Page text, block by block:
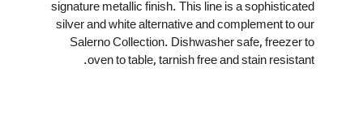
signature metallic finish. This line is a sophisticated
silver and white alternative and complement to our
Salerno Collection. Dishwasher safe, freezer to
oven to table, tarnish free and stain resistant.